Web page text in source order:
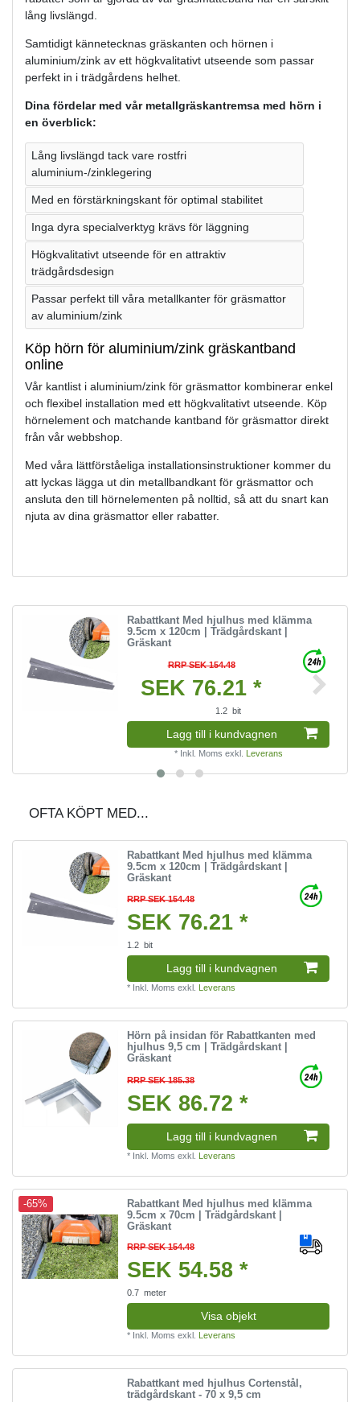
lång livslängd.
Samtidigt kännetecknas gräskanten och hörnen i
aluminium/zink av ett högkvalitativt utseende som passar
perfekt in i trädgårdens helhet.
Dina fördelar med vår metallgräskantremsa med hörn i
en överblick:
Lång livslängd tack vare rostfri
aluminium-/zinklegering
Med en förstärkningskant för optimal stabilitet
Inga dyra specialverktyg krävs för läggning
Högkvalitativt utseende för en attraktiv
trädgårdsdesign
Passar perfekt till våra metallkanter för gräsmattor
av aluminium/zink
Köp hörn för aluminium/zink gräskantband
online
Vår kantlist i aluminium/zink för gräsmattor kombinerar enkel
och flexibel installation med ett högkvalitativt utseende. Köp
hörnelement och matchande kantband för gräsmattor direkt
från vår webbshop.
Med våra lättförståeliga installationsinstruktioner kommer du
att lyckas lägga ut din metallbandkant för gräsmattor och
ansluta den till hörnelementen på nolltid, så att du snart kan
njuta av dina gräsmattor eller rabatter.
Rabattkant Med hjulhus med klämma
9.5cm x 120cm | Trädgårdskant |
Gräskant
RRP SEK 154.48
SEK 76.21 *
1.2 bit
Lagg till i kundvagnen
* Inkl. Moms exkl. Leverans
OFTA KÖPT MED...
Rabattkant Med hjulhus med klämma
9.5cm x 120cm | Trädgårdskant |
Gräskant
RRP SEK 154.48
SEK 76.21 *
1.2 bit
Lagg till i kundvagnen
* Inkl. Moms exkl. Leverans
Hörn på insidan för Rabattkanten med
hjulhus 9,5 cm | Trädgårdskant |
Gräskant
RRP SEK 185.38
SEK 86.72 *
Lagg till i kundvagnen
* Inkl. Moms exkl. Leverans
-65%
Rabattkant Med hjulhus med klämma
9.5cm x 70cm | Trädgårdskant |
Gräskant
RRP SEK 154.48
SEK 54.58 *
0.7 meter
Visa objekt
* Inkl. Moms exkl. Leverans
Rabattkant med hjulhus Cortenstål,
trädgårdskant - 70 x 9,5 cm